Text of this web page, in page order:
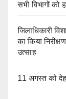
सभी विभागों को
जिलाधिकारी
का किया
उत्साह
11 अगस्त को